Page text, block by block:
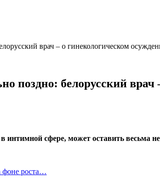
врач – о гинекологическом
поздно: белорусский врач
интимной сфере, может оставить весьма
фоне роста…